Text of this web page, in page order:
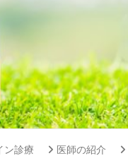
ン診療 医師の紹介